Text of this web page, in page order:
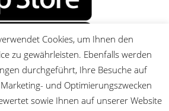
Cookies, um Ihnen den
zu gewährleisten. Ebenfalls werden
durchgeführt, Ihre Besuche auf
und Optimierungszwecken
sowie Ihnen auf unserer Website